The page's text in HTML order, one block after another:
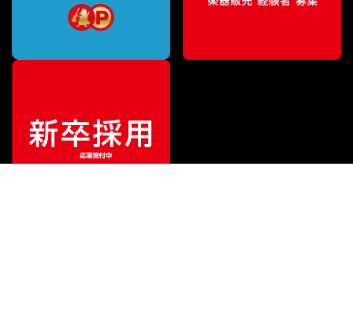
販売価格¥311,300 （税込）